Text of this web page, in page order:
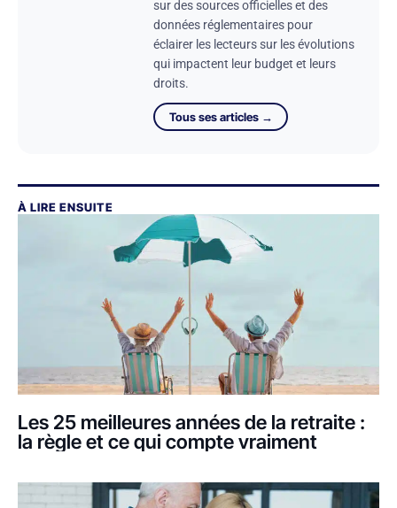
sur des sources officielles et des
données réglementaires pour
éclairer les lecteurs sur les évolutions
qui impactent leur budget et leurs
droits.
Tous ses articles →
À LIRE ENSUITE
Les 25 meilleures années de la retraite :
la règle et ce qui compte vraiment